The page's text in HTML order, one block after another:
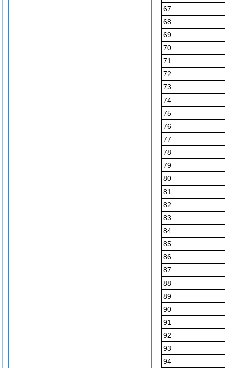
67
68
69
70
71
72
73
74
75
76
77
78
79
80
81
82
83
84
85
86
87
88
89
90
91
92
93
94